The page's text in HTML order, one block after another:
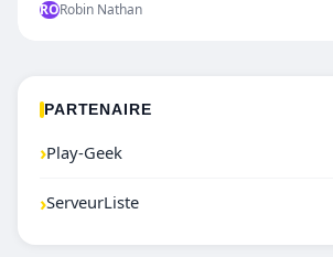
RORobin Nathan
PARTENAIRE
›Play-Geek
›ServeurListe